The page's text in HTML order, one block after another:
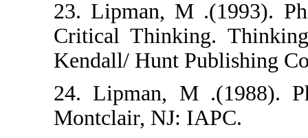
23. Lipman, M
Critical
Kendall/ Hunt
24. Lipman, M
Montclair, NJ: